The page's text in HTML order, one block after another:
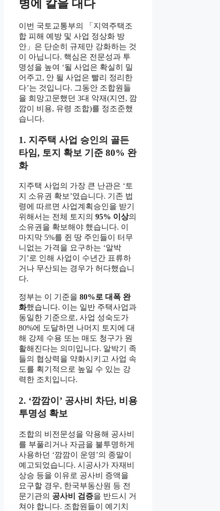
병에 칼을 대다
이번 국토교통부의 「지역주택조
합 피해 예방 및 사업 정상화 방
안」은 단순히 규제만 강화하는 것
이 아닙니다. 핵심은 전문성과 투
명성을 높여 ‘될 사업은 확실히 밀
어주고, 안 될 사업은 빨리 정리한
다’는 것입니다. 그동안 조합원들
을 희망고문했던 3대 악재(지연, 깜
깜이 비용, 유령 조합)를 정조준했
습니다.
1. 지주택 사업 승인의 골든
타임, 토지 확보 기준 80% 완
화
지주택 사업의 가장 큰 난관은 ‘토
지 소유권 확보’였습니다. 기존 법
령에 따르면 사업계획승인을 받기
위해서는 전체 토지의 95% 이상의
소유권을 확보해야 했습니다. 이
마지막 5%를 쥔 땅 주인들이 터무
니없는 가격을 요구하는 ‘알박
기’로 인해 사업이 수년간 표류하
거나 무산되는 경우가 허다했습니
다.
정부는 이 기준을 80%로 대폭 완
화했습니다. 이는 일반 주택사업과
동일한 기준으로, 사업 성숙도가
80%에 도달하면 나머지 토지에 대
해 강제 수용 또는 매도 청구가 원
활해진다는 의미입니다. 알박기 족
들의 협상력을 약화시키고 사업 속
도를 획기적으로 높일 수 있는 강
력한 조치입니다.
2. ‘깜깜이’ 공사비 차단, 비용
투명성 확보
조합의 비전문성을 악용해 공사비
를 부풀리거나 자금을 불투명하게
사용하던 ‘깜깜이 운영’의 종말이
예고되었습니다. 시공사가 자재비
상승 등을 이유로 공사비 증액을
요구할 경우, 한국부동산원 등 전
문기관의 공사비 검증을 반드시 거
쳐야 합니다. 조합원들이 예기치